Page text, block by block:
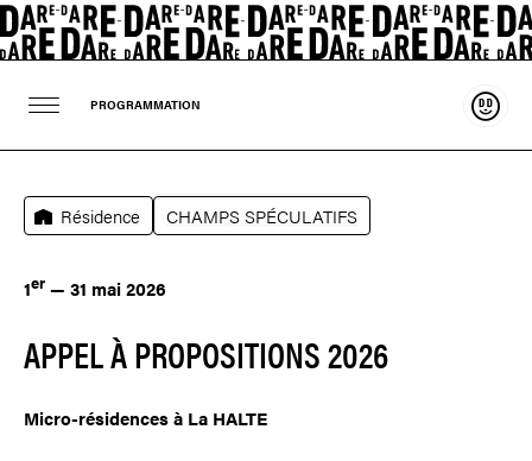
PROGRAMMATION
Résidence CHAMPS SPÉCULATIFS
1er — 31 mai 2026
APPEL À PROPOSITIONS 2026
Micro-résidences à La HALTE